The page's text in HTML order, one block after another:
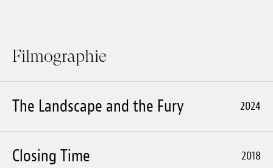
Filmographie
The Landscape and the Fury 2024
Closing Time 2018